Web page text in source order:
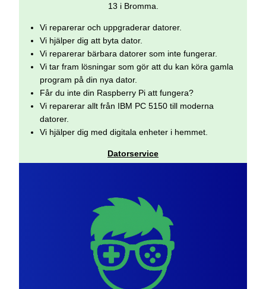
13 i Bromma.
Vi reparerar och uppgraderar datorer.
Vi hjälper dig att byta dator.
Vi reparerar bärbara datorer som inte fungerar.
Vi tar fram lösningar som gör att du kan köra gamla
program på din nya dator.
Får du inte din Raspberry Pi att fungera?
Vi reparerar allt från IBM PC 5150 till moderna
datorer.
Vi hjälper dig med digitala enheter i hemmet.
Datorservice